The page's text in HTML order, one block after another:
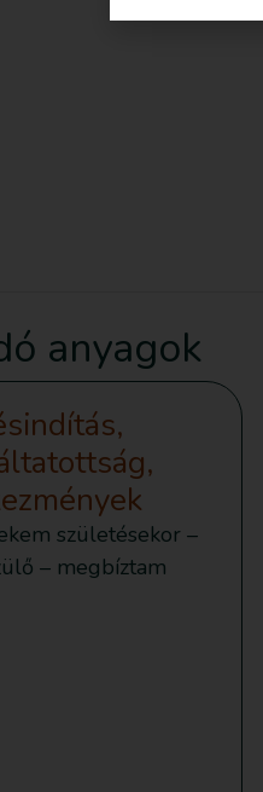
anyagok
születésekor –
– megbíztam